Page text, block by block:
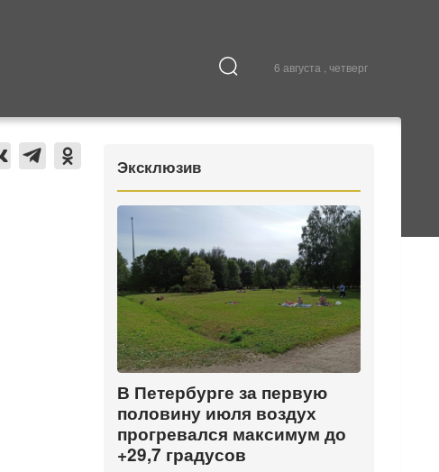
6 августа , четверг
Культура
Эксклюзив
В Петербурге за первую
половину июля воздух
прогревался максимум до
+29,7 градусов